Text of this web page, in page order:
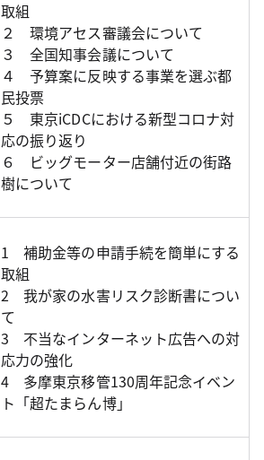
取組
２ 環境アセス審議会について
３ 全国知事会議について
４ 予算案に反映する事業を選ぶ都
民投票
５ 東京iCDCにおける新型コロナ対
応の振り返り
６ ビッグモーター店舗付近の街路
樹について
1 補助金等の申請手続を簡単にする
取組
2 我が家の水害リスク診断書につい
て
3 不当なインターネット広告への対
応力の強化
4 多摩東京移管130周年記念イベン
ト「超たまらん博」